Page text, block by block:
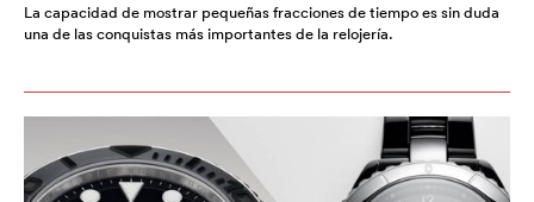
La capacidad de mostrar pequeñas fracciones de tiempo es sin duda
una de las conquistas más importantes de la relojería.